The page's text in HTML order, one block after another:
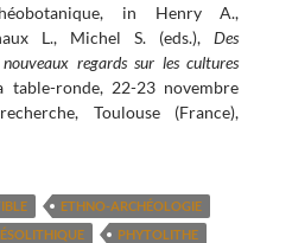
in Henry A.,
L., Michel S. (eds.),Des
regards sur les cultures
table-ronde, 22-23 novembre
Toulouse (France),
ETHNO-ARCHÉOLOGIE
PHYTOLITHE